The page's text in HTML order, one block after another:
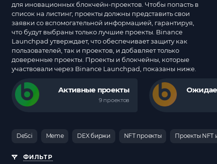
для иновационных блокчейн-проектов. Чтобы попасть в
список на листинг, проекты должны представить свои
заявки со вспомогательной информацией, гарантируя,
что будут выбраны только лучшие проекты. Binance
Launchpad утверждает, что обеспечивает защиту как
пользователей, так и проектов, и добавляет только
доверенные проекты. Проекты и блокчейны, которые
участвовали через Binance Launchpad, показаны ниже.
Активные проекты
9 проектов
DeSci Meme DEX биржи NFT проекты Проекты NFT
ФИЛЬТР